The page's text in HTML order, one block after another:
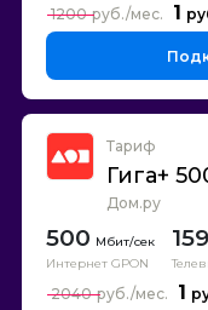
1
1200
Тариф
Гига+
Дом.ру
500
Интернет GPON
159
1
2040